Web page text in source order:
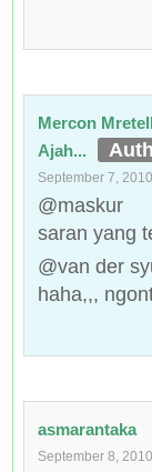
Mercon
Ajah...
September 7, 2010
@maskur
saran yang
@van der
haha,,,
asmarantaka
September 8, 2010